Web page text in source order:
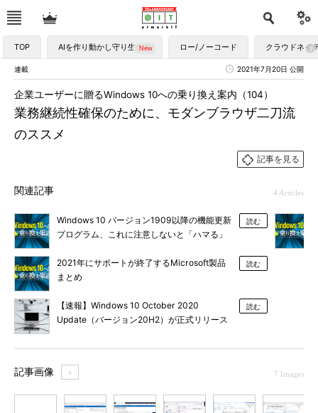
TOP AIを作り動かし守り生かす ロー/ノーコード クラウドネイ
連載 2021年7月20日 公開
業務継続性確保のために、モダンブラウザ二刀流
のススメ
企業ユーザーに贈るWindows 10への乗り換え案内（104）
記事を見る
関連記事 4 Articles
Windows 10 バージョン1909以降の機能更新
プログラム、これに注意しないと「ハマる」
読む
2021年にサポートが終了するMicrosoft製品
まとめ
読む
【速報】Windows 10 October 2020
Update（バージョン20H2）が正式リリース
読む
記事画像 ＋ 7 Images